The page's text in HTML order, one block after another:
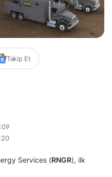
Takip Et
Services (RNGR), ilk